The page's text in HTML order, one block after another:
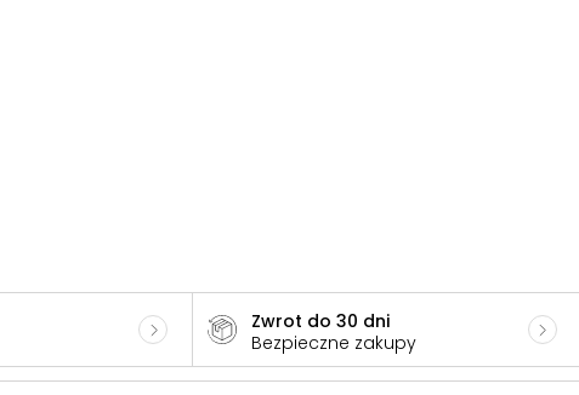
Zwrot do 30 dni
Bezpieczne zakupy